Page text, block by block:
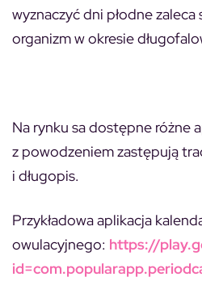
wyznaczyć dni płodne
organizm w okresie
Na rynku sa dostępne różne
z powodzeniem zastępują
i długopis.
Przykładowa aplikacja
owulacyjnego: https://